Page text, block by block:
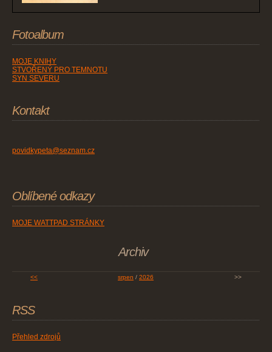
Fotoalbum
MOJE KNIHY
STVOŘENÝ PRO TEMNOTU
SYN SEVERU
Kontakt
povidkypeta@seznam.cz
Oblíbené odkazy
MOJE WATTPAD STRÁNKY
Archiv
<< srpen / 2026 >>
RSS
Přehled zdrojů